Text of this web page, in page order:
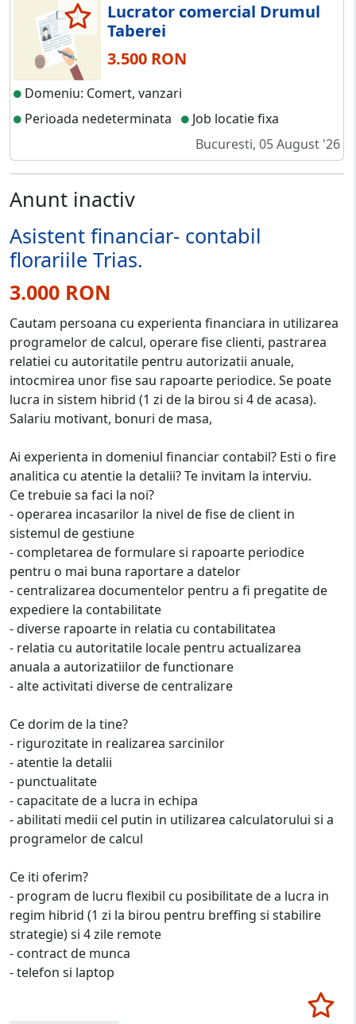
Lucrator comercial Drumul
Taberei
3.500 RON
Domeniu: Comert, vanzari
Perioada nedeterminata
Job locatie fixa
Bucuresti, 05 August '26
Anunt inactiv
Asistent financiar- contabil
florariile Trias.
3.000 RON
Cautam persoana cu experienta financiara in utilizarea
programelor de calcul, operare fise clienti, pastrarea
relatiei cu autoritatile pentru autorizatii anuale,
intocmirea unor fise sau rapoarte periodice. Se poate
lucra in sistem hibrid (1 zi de la birou si 4 de acasa).
Salariu motivant, bonuri de masa,
Ai experienta in domeniul financiar contabil? Esti o fire
analitica cu atentie la detalii? Te invitam la interviu.
Ce trebuie sa faci la noi?
- operarea incasarilor la nivel de fise de client in
sistemul de gestiune
- completarea de formulare si rapoarte periodice
pentru o mai buna raportare a datelor
- centralizarea documentelor pentru a fi pregatite de
expediere la contabilitate
- diverse rapoarte in relatia cu contabilitatea
- relatia cu autoritatile locale pentru actualizarea
anuala a autorizatiilor de functionare
- alte activitati diverse de centralizare
Ce dorim de la tine?
- rigurozitate in realizarea sarcinilor
- atentie la detalii
- punctualitate
- capacitate de a lucra in echipa
- abilitati medii cel putin in utilizarea calculatorului si a
programelor de calcul
Ce iti oferim?
- program de lucru flexibil cu posibilitate de a lucra in
regim hibrid (1 zi la birou pentru breffing si stabilire
strategie) si 4 zile remote
- contract de munca
- telefon si laptop